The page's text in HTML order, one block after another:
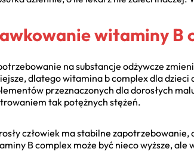
witaminy B
na substancje odżywcze
dlatego witamina b complex dla
przeznaczonych dla dorosłych
tak potężnych stężeń.
człowiek ma stabilne
B complex może być nieco wyższe, ale